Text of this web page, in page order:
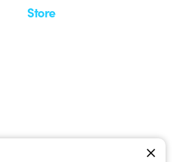
Store